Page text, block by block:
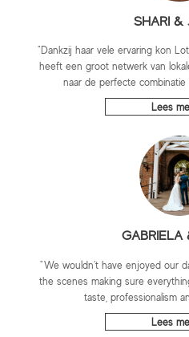
SHARI &
"Dankzij haar vele ervaring kon
heeft een groot netwerk van
naar de perfecte combinatie
Lees
GABRIELA
"We wouldn’t have enjoyed our
the scenes making sure
taste, professionalism
Lees